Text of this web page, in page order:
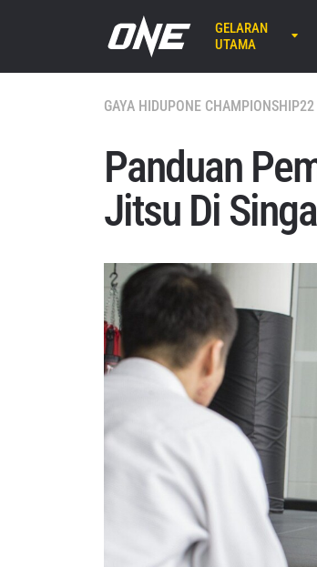
GELARAN
UTAMA
GAYA HIDUPONE CHAMPIONSHIP22
Panduan
Jitsu Di